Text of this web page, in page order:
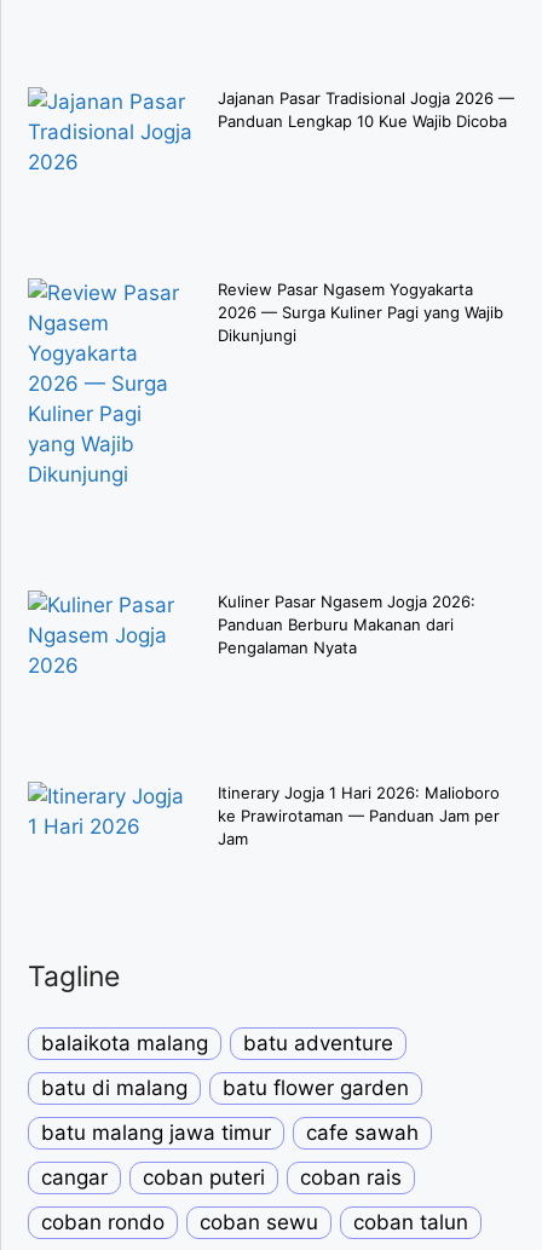
Jajanan Pasar Tradisional Jogja 2026 —
Panduan Lengkap 10 Kue Wajib Dicoba
Review Pasar Ngasem Yogyakarta
2026 — Surga Kuliner Pagi yang Wajib
Dikunjungi
Kuliner Pasar Ngasem Jogja 2026:
Panduan Berburu Makanan dari
Pengalaman Nyata
Itinerary Jogja 1 Hari 2026: Malioboro
ke Prawirotaman — Panduan Jam per
Jam
Tagline
balaikota malang
batu adventure
batu di malang
batu flower garden
batu malang jawa timur
cafe sawah
cangar
coban puteri
coban rais
coban rondo
coban sewu coban talun